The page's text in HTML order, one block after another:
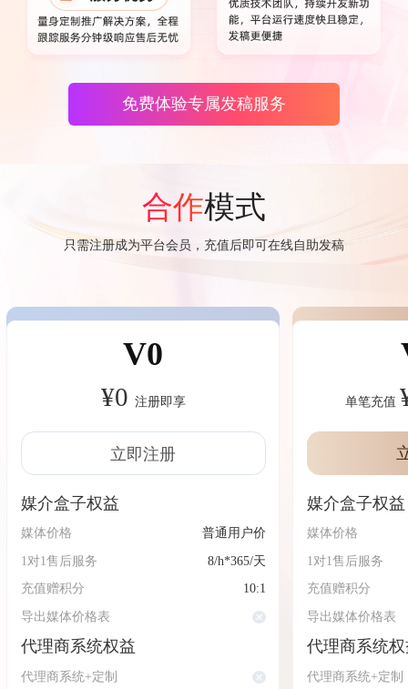
免费体验专属发稿服务
合作模式
只需注册成为平台会员，充值后即可在线自助发稿
V0
¥0 注册即享
立即注册
媒介盒子权益
媒体价格
普通用户价
1对1售后服务
8/h*365/天
充值赠积分
10:1
导出媒体价格表
代理商系统权益
代理商系统+定制
单笔充值
媒介盒子权益
媒体价格
1对1售后服务
充值赠积分
导出媒体价格表
代理商系统
代理商系统+定制